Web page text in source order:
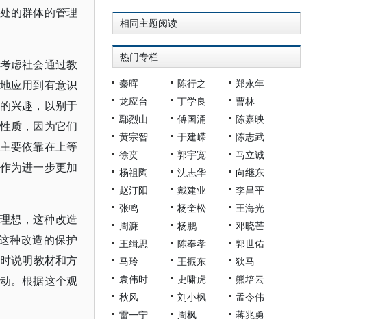
的群体的管理
虑社会通过教
应用到有意识
兴趣，以别于
质，因为它们
要依靠在上等
为进一步更加
想，这种改造
种改造的保护
说明教材和方
。根据这个观
相同主题阅读
热门专栏
秦晖 陈行之
郑永年
龙应台
丁学良
曹林
鄢烈山
傅国涌
陈嘉映
黄宗智
于建嵘
陈志武
徐贲
郭宇宽
马立诚
杨祖陶
沈志华
向继东
赵汀阳
戴建业
李昌平
张鸣
杨奎松
王海光
周濂
杨鹏
邓晓芒
王缉思
陈奉孝
郭世佑
马玲
王振东
狄马
袁伟时
史啸虎
熊培云
秋风
刘小枫
孟令伟
雷一宁
周枫
蒋兆勇